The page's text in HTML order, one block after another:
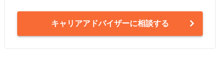
キャリアアドバイザーに相談する